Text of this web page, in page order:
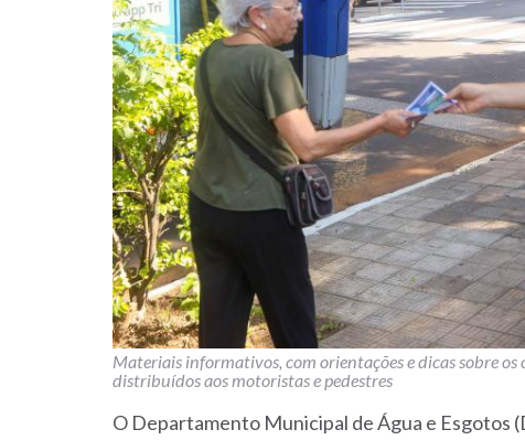
Materiais informativos, com orientações e dicas sobre os
distribuídos aos motoristas e pedestres
O Departamento Municipal de Água e Esgotos